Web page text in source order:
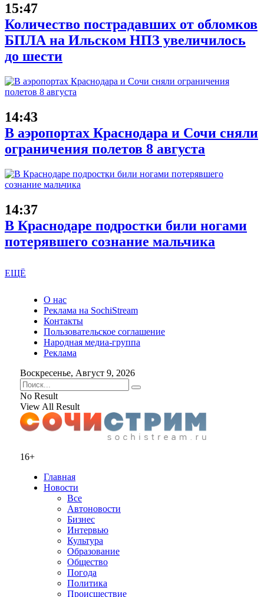
15:47
Количество пострадавших от обломков
БПЛА на Ильском НПЗ увеличилось
до шести
14:43
В аэропортах Краснодара и Сочи сняли
ограничения полетов 8 августа
14:37
В Краснодаре подростки били ногами
потерявшего сознание мальчика
ЕЩЁ
О нас
Реклама на SochiStream
Контакты
Пользовательское соглашение
Народная медиа-группа
Реклама
Воскресенье, Август 9, 2026
No Result
View All Result
16+
Главная
Новости
Все
Автоновости
Бизнес
Интервью
Культура
Образование
Общество
Погода
Политика
Происшествие